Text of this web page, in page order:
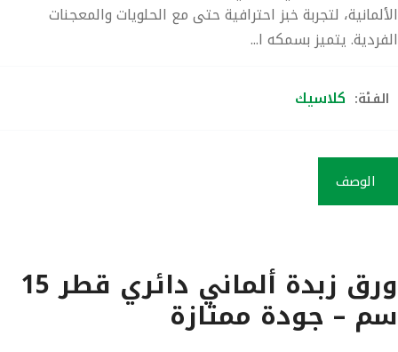
الألمانية، لتجربة خبز احترافية حتى مع الحلويات والمعجنات
الفردية. يتميز بسمكه ا...
الفئة: كلاسيك
الوصف
ورق زبدة ألماني دائري قطر 15
سم – جودة ممتازة